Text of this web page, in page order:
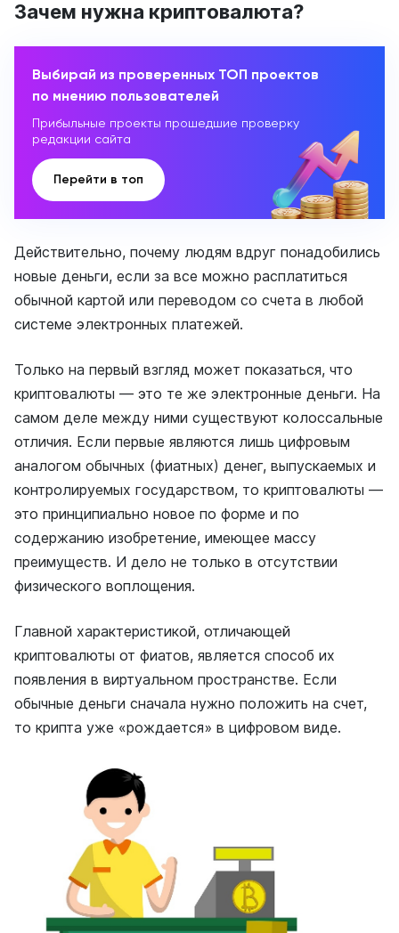
Зачем нужна криптовалюта?
Выбирай из проверенных ТОП проектов
по мнению пользователей
Прибыльные проекты прошедшие проверку
редакции сайта
Перейти в топ
Действительно, почему людям вдруг понадобились
новые деньги, если за все можно расплатиться
обычной картой или переводом со счета в любой
системе электронных платежей.
Только на первый взгляд может показаться, что
криптовалюты — это те же электронные деньги. На
самом деле между ними существуют колоссальные
отличия. Если первые являются лишь цифровым
аналогом обычных (фиатных) денег, выпускаемых и
контролируемых государством, то криптовалюты —
это принципиально новое по форме и по
содержанию изобретение, имеющее массу
преимуществ. И дело не только в отсутствии
физического воплощения.
Главной характеристикой, отличающей
криптовалюты от фиатов, является способ их
появления в виртуальном пространстве. Если
обычные деньги сначала нужно положить на счет,
то крипта уже «рождается» в цифровом виде.